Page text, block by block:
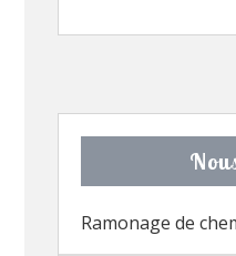
Ramonage de